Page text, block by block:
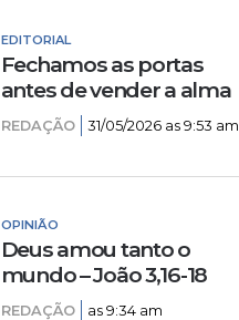
EDITORIAL
Fechamos as portas
antes de vender a alma
REDAÇÃO 31/05/2026 as 9:53 am
OPINIÃO
Deus amou tanto o
mundo – João 3,16-18
REDAÇÃO as 9:34 am